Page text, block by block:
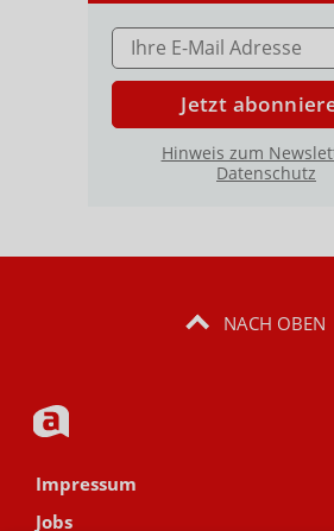
E-MAIL ADRESSE
Jetzt
Hinweis zum
Datenschutz
NACH OBEN
Impressum
Jobs